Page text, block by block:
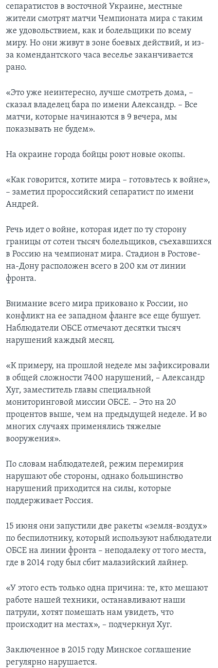
сепаратистов в восточной Украине, местные
жители смотрят матчи Чемпионата мира с таким
же удовольствием, как и болельщики по всему
миру. Но они живут в зоне боевых действий, и из-
за комендантского часа веселье заканчивается
рано.
«Это уже неинтересно, лучше смотреть дома, –
сказал владелец бара по имени Александр. – Все
матчи, которые начинаются в 9 вечера, мы
показывать не будем».
На окраине города бойцы роют новые окопы.
«Как говорится, хотите мира – готовьтесь к войне»,
– заметил пророссийский сепаратист по имени
Андрей.
Речь идет о войне, которая идет по ту сторону
границы от сотен тысяч болельщиков, съехавшихся
в Россию на чемпионат мира. Стадион в Ростове-
на-Дону расположен всего в 200 км от линии
фронта.
Внимание всего мира приковано к России, но
конфликт на ее западном фланге все еще бушует.
Наблюдатели ОБСЕ отмечают десятки тысяч
нарушений каждый месяц.
«К примеру, на прошлой неделе мы зафиксировали
в общей сложности 7400 нарушений, – Александр
Хуг, заместитель главы специальной
мониторинговой миссии ОБСЕ. – Это на 20
процентов выше, чем на предыдущей неделе. И во
многих случаях применялись тяжелые
вооружения».
По словам наблюдателей, режим перемирия
нарушают обе стороны, однако большинство
нарушений приходится на силы, которые
поддерживает Россия.
15 июня они запустили две ракеты «земля-воздух»
по беспилотнику, который используют наблюдатели
ОБСЕ на линии фронта – неподалеку от того места,
где в 2014 году был сбит малазийский лайнер.
«У этого есть только одна причина: те, кто мешают
работе нашей техники, останавливают наши
патрули, хотят помешать нам увидеть, что
происходит на местах», – подчеркнул Хуг.
Заключенное в 2015 году Минское соглашение
регулярно нарушается.